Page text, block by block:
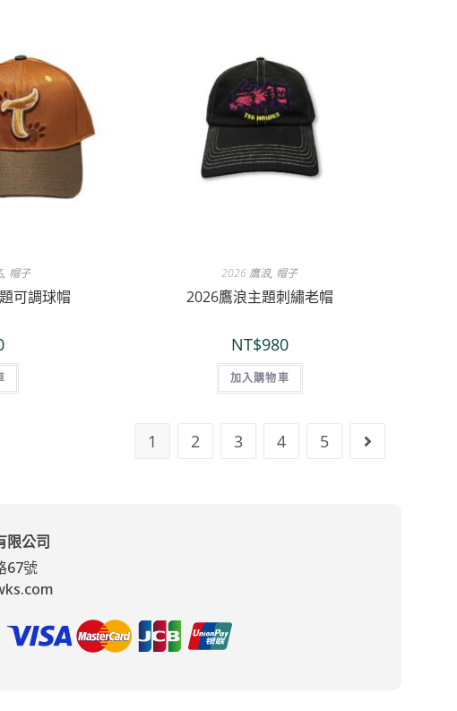
, 帽子
可調球帽
2026 鷹浪, 帽子
2026鷹浪主題刺繡老帽
NT$980
加入購物車
1 2 3 4 5
限公司
67號